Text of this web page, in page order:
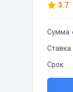
3.7
Сумма
Ставка
Срок